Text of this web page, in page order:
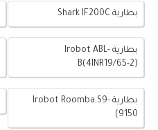
بطارية Shark IF200C
بطارية Irobot ABL-
B(4INR19/65-2)
بطارية Irobot Roomba S9-
(9150